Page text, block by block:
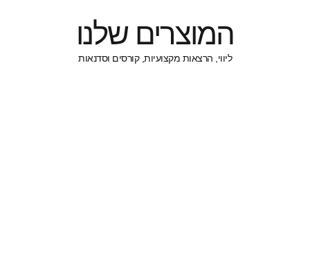
שלנו
ליווי, הרצאות מקצועיות, קורסים וסדנאות